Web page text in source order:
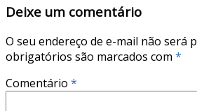
Deixe um comentário
O seu endereço de e-mail não será
obrigatórios são marcados com *
Comentário *